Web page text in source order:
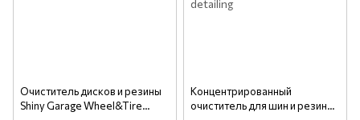
Очиститель дисков и резины
Shiny Garage Wheel&Tire
Концентрированный
очиститель для шин и резины